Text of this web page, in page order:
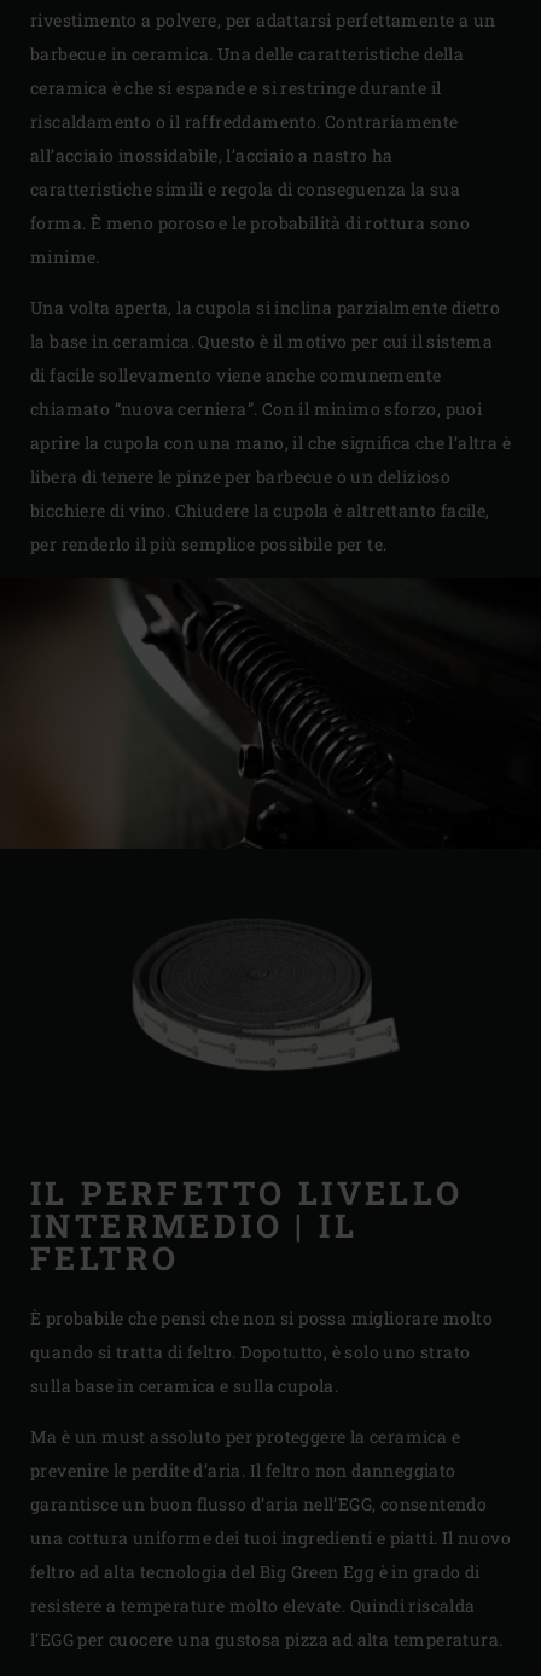
rivestimento a polvere, per adattarsi perfettamente a un
barbecue in ceramica. Una delle caratteristiche della
ceramica è che si espande e si restringe durante il
riscaldamento o il raffreddamento. Contrariamente
all’acciaio inossidabile, l’acciaio a nastro ha
caratteristiche simili e regola di conseguenza la sua
forma. È meno poroso e le probabilità di rottura sono
minime.
Una volta aperta, la cupola si inclina parzialmente dietro
la base in ceramica. Questo è il motivo per cui il sistema
di facile sollevamento viene anche comunemente
chiamato “nuova cerniera”. Con il minimo sforzo, puoi
aprire la cupola con una mano, il che significa che l’altra è
libera di tenere le pinze per barbecue o un delizioso
bicchiere di vino. Chiudere la cupola è altrettanto facile,
per renderlo il più semplice possibile per te.
IL PERFETTO LIVELLO
INTERMEDIO | IL
FELTRO
È probabile che pensi che non si possa migliorare molto
quando si tratta di feltro. Dopotutto, è solo uno strato
sulla base in ceramica e sulla cupola.
Ma è un must assoluto per proteggere la ceramica e
prevenire le perdite d’aria. Il feltro non danneggiato
garantisce un buon flusso d’aria nell’EGG, consentendo
una cottura uniforme dei tuoi ingredienti e piatti. Il nuovo
feltro ad alta tecnologia del Big Green Egg è in grado di
resistere a temperature molto elevate. Quindi riscalda
l’EGG per cuocere una gustosa pizza ad alta temperatura.